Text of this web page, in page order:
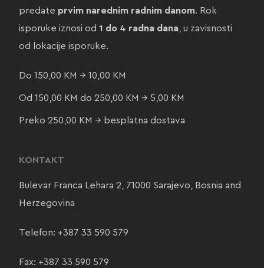
predate prvim narednim radnim danom. Rok
isporuke iznosi od 1 do 4 radna dana, u zavisnosti
od lokacije isporuke.
Do 150,00 KM → 10,00 KM
Od 150,00 KM do 250,00 KM → 5,00 KM
Preko 250,00 KM → besplatna dostava
KONTAKT
Bulevar Franca Lehara 2, 71000 Sarajevo, Bosnia and
Herzegovina
Telefon: +387 33 590 579
Fax: +387 33 590 579